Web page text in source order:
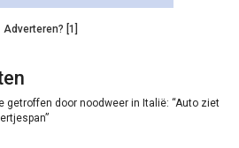
Adverteren? [1]
getroffen door noodweer in Italië: “Auto ziet